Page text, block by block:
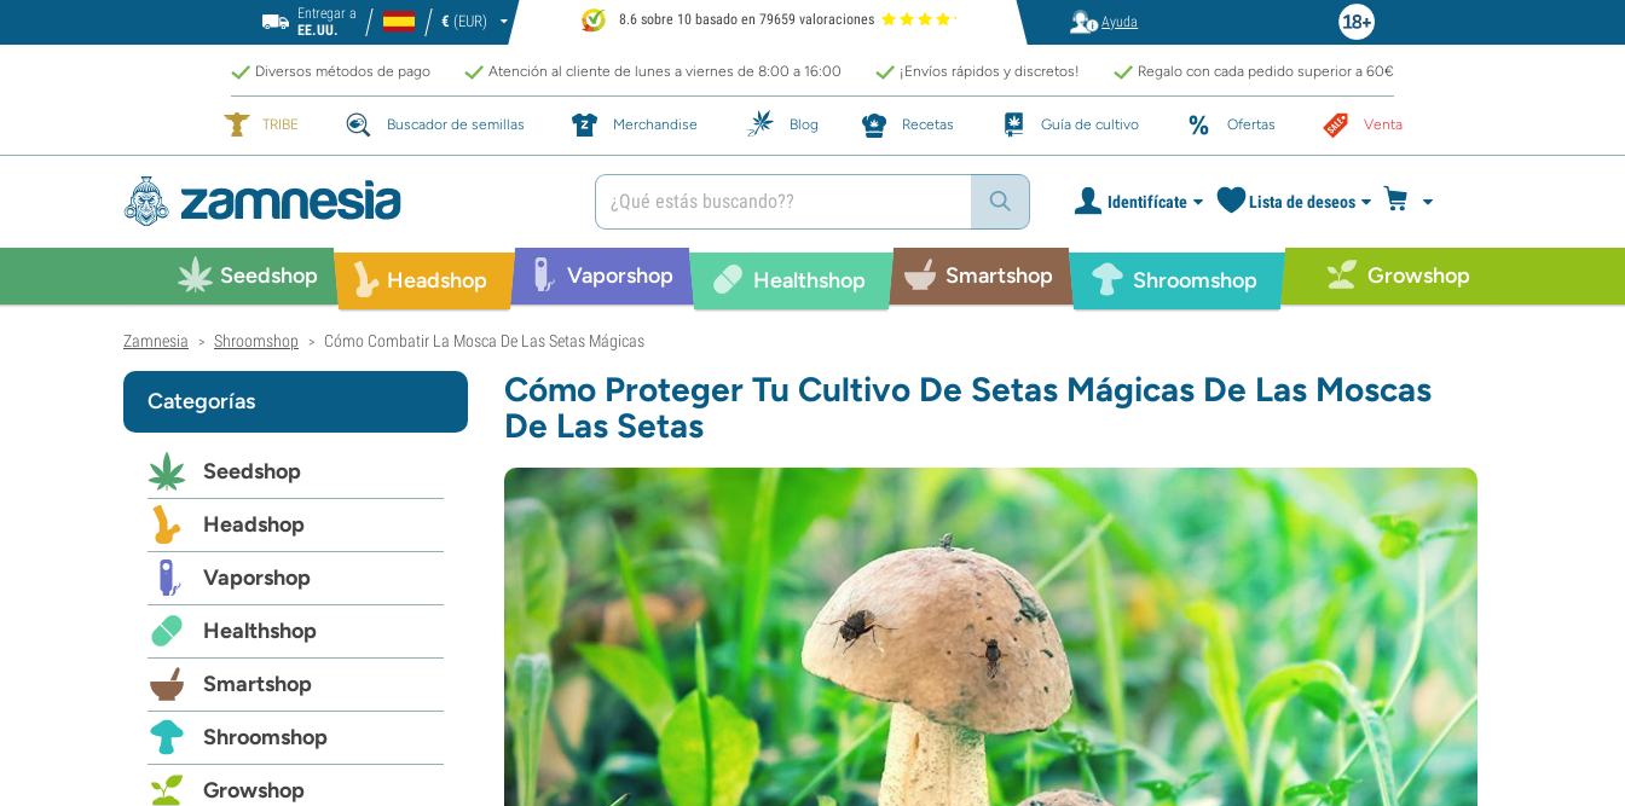
Entregar a
EE.UU.
€ (EUR) 8.6 sobre 10 basado en 79659 valoraciones Ayuda
Diversos métodos de pago Atención al cliente de lunes a viernes de 8:00 a 16:00 ¡Envíos rápidos y discretos! Regalo con cada pedido superior a 60€
TRIBE Buscador de semillas Merchandise Blog Recetas Guía de cultivo Ofertas Venta
Identifícate Lista de deseos
Seedshop Headshop Vaporshop Healthshop Smartshop Shroomshop Growshop
Zamnesia > Shroomshop > Cómo Combatir La Mosca De Las Setas Mágicas
Cómo Proteger Tu Cultivo De Setas Mágicas De Las Moscas
De Las Setas
Categorías
Seedshop
Headshop
Vaporshop
Healthshop
Smartshop
Shroomshop
Growshop